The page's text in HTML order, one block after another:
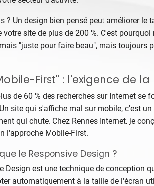
? Un design bien pensé peut améliorer le
votre site de plus de 200 %. C'est pourquoi
"juste pour faire beau", mais toujours
First" : l'exigence de
de 60 % des recherches sur Internet se
site qui s'affiche mal sur mobile, c'est un
qui chute. Chez Rennes Internet, je
l'approche Mobile-First.
le Responsive Design ?
Design est une technique de conception
automatiquement à la taille de l'écran